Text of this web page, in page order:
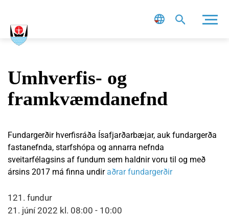
Umhverfis- og
framkvæmdanefnd
Fundargerðir hverfisráða Ísafjarðarbæjar, auk fundargerða
fastanefnda, starfshópa og annarra nefnda
sveitarfélagsins af fundum sem haldnir voru til og með
ársins 2017 má finna undir aðrar fundargerðir
121. fundur
21. júní 2022 kl. 08:00 - 10:00